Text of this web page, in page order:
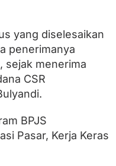
yang diselesaikan
penerimanya
sejak menerima
CSR
BPJS
Pasar, Kerja Keras